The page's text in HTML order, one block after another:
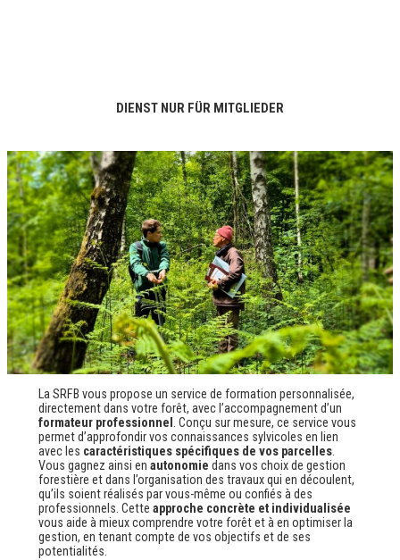
DIENST NUR FÜR MITGLIEDER
La SRFB vous propose un service de formation personnalisée,
directement dans votre forêt, avec l’accompagnement d’un
formateur professionnel . Conçu sur mesure, ce service vous
permet d’approfondir vos connaissances sylvicoles en lien
avec les caractéristiques spécifiques de vos parcelles.
Vous gagnez ainsi en autonomie dans vos choix de gestion
forestière et dans l’organisation des travaux qui en découlent,
qu’ils soient réalisés par vous-même ou confiés à des
professionnels. Cette approche concrète et individualisée
vous aide à mieux comprendre votre forêt et à en optimiser la
gestion, en tenant compte de vos objectifs et de ses
potentialités.